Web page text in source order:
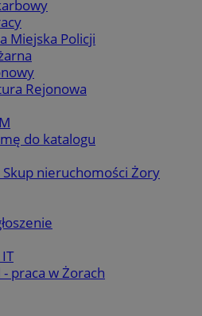
Miejska Policji
Rejonowa
do katalogu
Skup nieruchomości Żory
praca w Żorach